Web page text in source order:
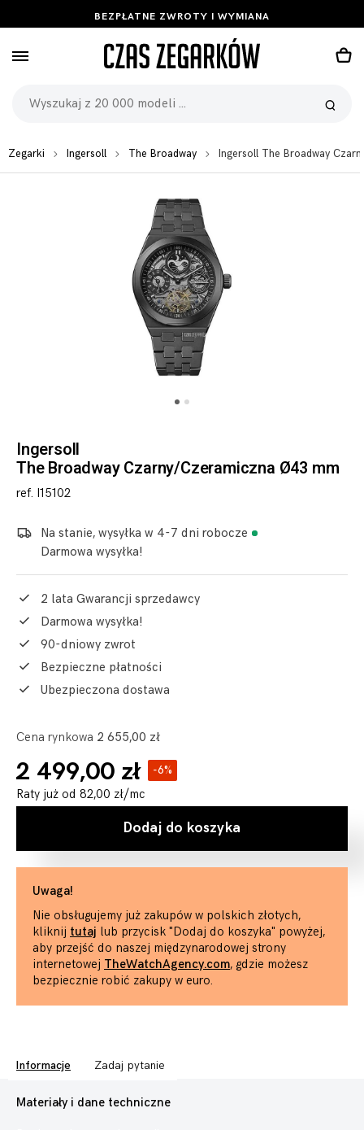
BEZPŁATNE ZWROTY I WYMIANA
Zegarki Ingersoll The Broadway Ingersoll The Broadway
Ingersoll
The Broadway Czarny/Czeramiczna Ø43 mm
ref. I15102
Na stanie, wysyłka w 4-7 dni robocze
Darmowa wysyłka!
2 lata Gwarancji sprzedawcy
Darmowa wysyłka!
90-dniowy zwrot
Bezpieczne płatności
Ubezpieczona dostawa
Cena rynkowa 2 655,00 zł
2 499,00 zł -6%
Raty już od 82,00 zł/mc
Dodaj do koszyka
Uwaga!
Nie obsługujemy już zakupów w polskich złotych,
kliknij tutaj lub przycisk "Dodaj do koszyka" powyżej,
aby przejść do naszej międzynarodowej strony
internetowej TheWatchAgency.com, gdzie możesz
bezpiecznie robić zakupy w euro.
Informacje Zadaj pytanie
Materiały i dane techniczne